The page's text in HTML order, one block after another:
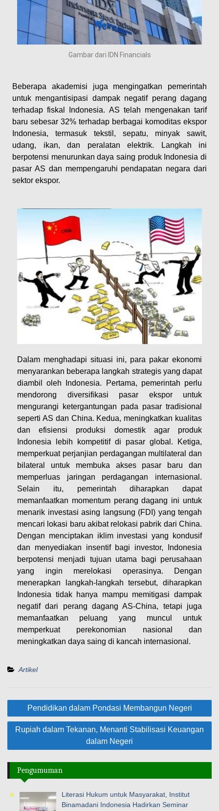
Gambar dari IDN Financials
Beberapa akademisi juga mengingatkan pemerintah
untuk mengantisipasi dampak negatif perang dagang
terhadap fiskal Indonesia. AS telah mengenakan tarif
baru sebesar 32% terhadap berbagai komoditas ekspor
Indonesia, termasuk tekstil, sepatu, minyak sawit,
udang, ikan, dan peralatan elektrik. Langkah ini
berpotensi menurunkan daya saing produk Indonesia di
pasar AS dan mempengaruhi pendapatan negara dari
sektor ekspor.
Dalam menghadapi situasi ini, para pakar ekonomi
menyarankan beberapa langkah strategis yang dapat
diambil oleh Indonesia. Pertama, pemerintah perlu
mendorong diversifikasi pasar ekspor untuk
mengurangi ketergantungan pada pasar tradisional
seperti AS dan China. Kedua, meningkatkan kualitas
dan efisiensi produksi domestik agar produk
Indonesia lebih kompetitif di pasar global. Ketiga,
memperkuat perjanjian perdagangan multilateral dan
bilateral untuk membuka akses pasar baru dan
memperluas jaringan perdagangan internasional.
Selain itu, pemerintah diharapkan dapat
memanfaatkan momentum perang dagang ini untuk
menarik investasi asing langsung (FDI) yang tengah
mencari lokasi baru akibat relokasi pabrik dari China.
Dengan menciptakan iklim investasi yang kondusif
dan menyediakan insentif bagi investor, Indonesia
berpotensi menjadi tujuan utama bagi perusahaan
yang ingin merelokasi operasinya. ​Dengan
menerapkan langkah-langkah tersebut, diharapkan
Indonesia tidak hanya mampu memitigasi dampak
negatif dari perang dagang AS-China, tetapi juga
memanfaatkan peluang yang muncul untuk
memperkuat perekonomian nasional dan
meningkatkan daya saing di kancah internasional.
Artikel
Pendidikan dalam Pondasi Membangun Negeri
​Rupiah dalam Tekanan, Menanti Stabilisasi Keuangan
dalam Negeri
Pengumuman
Literasi Hukum untuk Masyarakat, Institut
Binamadani Indonesia Hadirkan Seminar